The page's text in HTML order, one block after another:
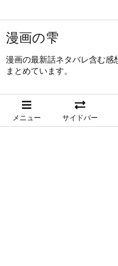
漫画の雫
漫画の最新話ネタバレ含む感
まとめています。
メニュー サイドバー